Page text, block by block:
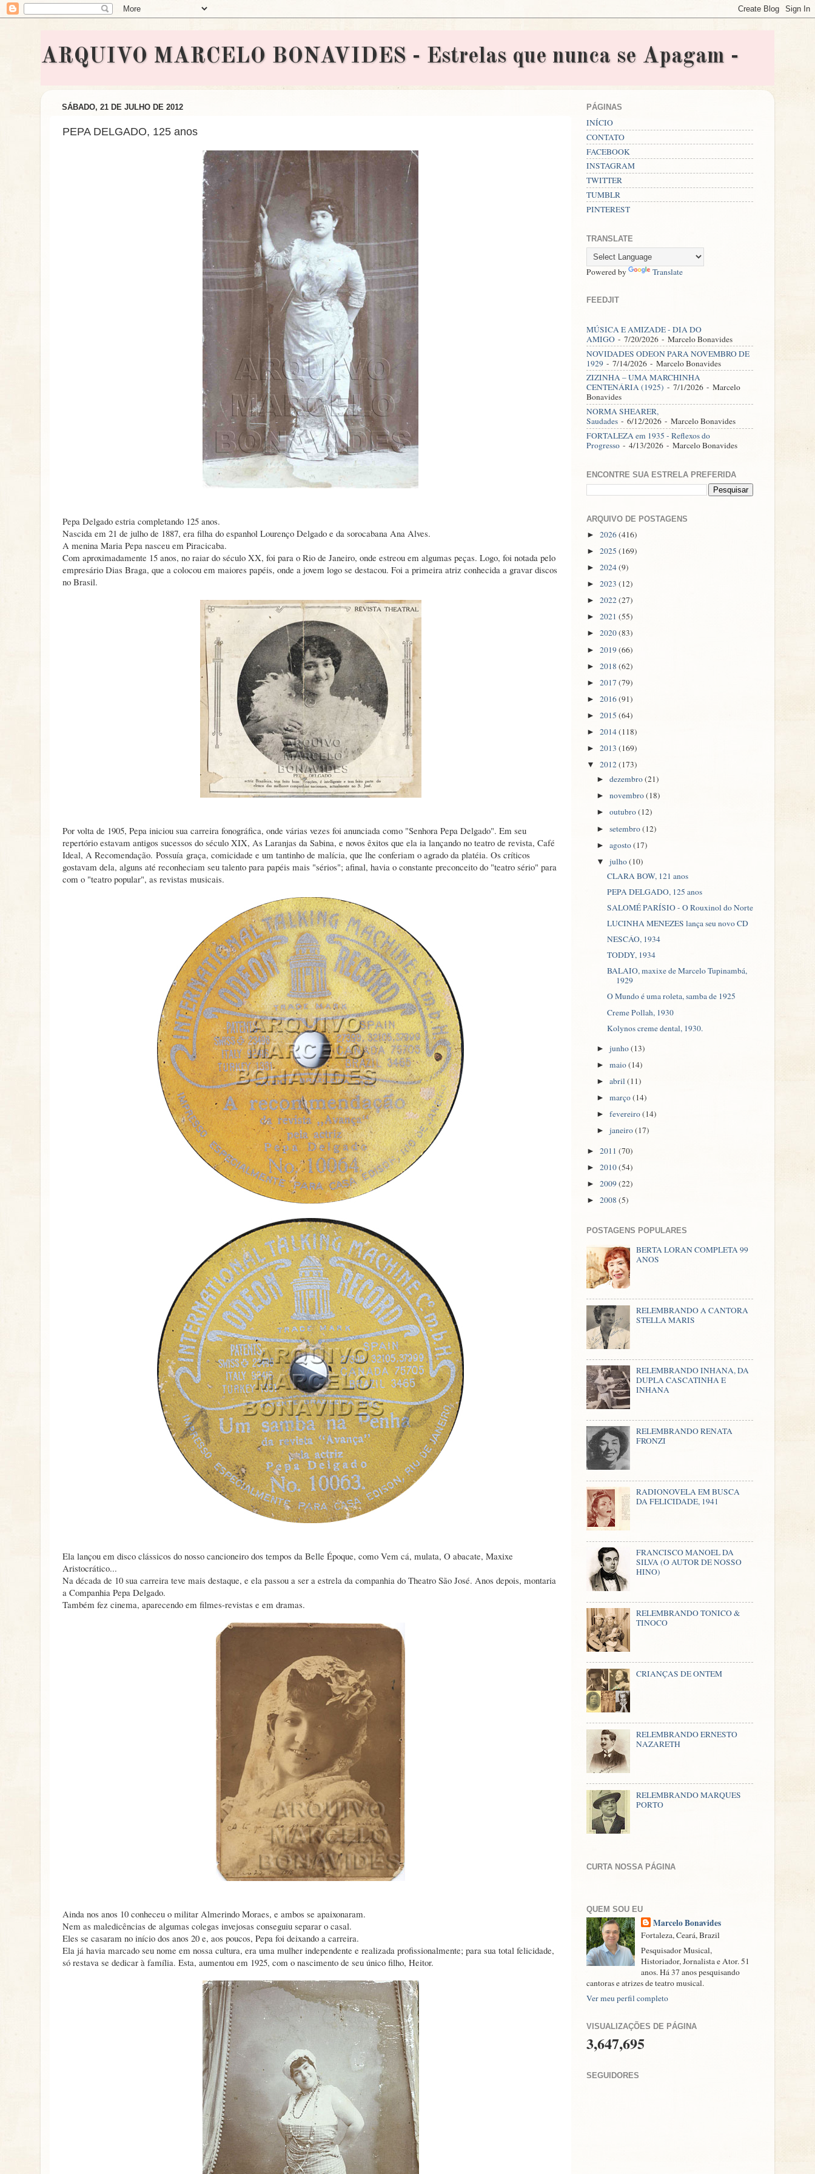
ARQUIVO MARCELO BONAVIDES - Estrelas que nunca se Apagam -
SÁBADO, 21 DE JULHO DE 2012
PEPA DELGADO, 125 anos
Pepa Delgado estria completando 125 anos.
Nascida em 21 de julho de 1887, era filha do espanhol Lourenço Delgado e da sorocabana Ana Alves.
A menina Maria Pepa nasceu em Piracicaba.
Com aproximadamente 15 anos, no raiar do século XX, foi para o Rio de Janeiro, onde estreou em algumas peças. Logo, foi notada pelo
empresário Dias Braga, que a colocou em maiores papéis, onde a jovem logo se destacou. Foi a primeira atriz conhecida a gravar discos
no Brasil.
Por volta de 1905, Pepa iniciou sua carreira fonográfica, onde várias vezes foi anunciada como "Senhora Pepa Delgado". Em seu
repertório estavam antigos sucessos do século XIX, As Laranjas da Sabina, e novos êxitos que ela ia lançando no teatro de revista, Café
Ideal, A Recomendação. Possuía graça, comicidade e um tantinho de malícia, que lhe conferiam o agrado da platéia. Os críticos
gostavam dela, alguns até reconheciam seu talento para papéis mais "sérios"; afinal, havia o constante preconceito do "teatro sério" para
com o "teatro popular", as revistas musicais.
Ela lançou em disco clássicos do nosso cancioneiro dos tempos da Belle Époque, como Vem cá, mulata, O abacate, Maxixe
Aristocrático...
Na década de 10 sua carreira teve mais destaque, e ela passou a ser a estrela da companhia do Theatro São José. Anos depois, montaria
a Companhia Pepa Delgado.
Também fez cinema, aparecendo em filmes-revistas e em dramas.
Ainda nos anos 10 conheceu o militar Almerindo Moraes, e ambos se apaixonaram.
Nem as maledicências de algumas colegas invejosas conseguiu separar o casal.
Eles se casaram no início dos anos 20 e, aos poucos, Pepa foi deixando a carreira.
Ela já havia marcado seu nome em nossa cultura, era uma mulher independente e realizada profissionalmente; para sua total felicidade,
só restava se dedicar à família. Esta, aumentou em 1925, com o nascimento de seu único filho, Heitor.
PÁGINAS
INÍCIO
CONTATO
FACEBOOK
INSTAGRAM
TWITTER
TUMBLR
PINTEREST
TRANSLATE
Powered by Translate
FEEDJIT
MÚSICA E AMIZADE - DIA DO
AMIGO - 7/20/2026 - Marcelo Bonavides
NOVIDADES ODEON PARA NOVEMBRO DE
1929 - 7/14/2026 - Marcelo Bonavides
ZIZINHA – UMA MARCHINHA
CENTENÁRIA (1925) - 7/1/2026 - Marcelo
Bonavides
NORMA SHEARER,
Saudades - 6/12/2026 - Marcelo Bonavides
FORTALEZA em 1935 - Reflexos do
Progresso - 4/13/2026 - Marcelo Bonavides
ENCONTRE SUA ESTRELA PREFERIDA
ARQUIVO DE POSTAGENS
► 2026(416)
► 2025 (169)
► 2024(9)
► 2023 (12)
► 2022(27)
► 2021 (55)
► 2020(83)
► 2019(66)
► 2018 (62)
► 2017 (79)
► 2016(91)
► 2015 (64)
► 2014(118)
► 2013 (169)
▼ 2012(173)
►dezembro(21)
►novembro(18)
►outubro(12)
►setembro(12)
►agosto(17)
▼julho(10)
CLARA BOW, 121 anos
PEPA DELGADO, 125 anos
SALOMÉ PARÍSIO - O Rouxinol do Norte
LUCINHA MENEZES lança seu novo CD
NESCÁO, 1934
TODDY, 1934
BALAIO, maxixe de Marcelo Tupinambá,
1929
O Mundo é uma roleta, samba de 1925
Creme Pollah, 1930
Kolynos creme dental, 1930.
►junho(13)
►maio(14)
►abril(11)
►março(14)
►fevereiro(14)
►janeiro(17)
► 2011 (70)
► 2010(54)
► 2009(22)
► 2008 (5)
POSTAGENS POPULARES
BERTA LORAN COMPLETA 99
ANOS
RELEMBRANDO A CANTORA
STELLA MARIS
RELEMBRANDO INHANA, DA
DUPLA CASCATINHA E
INHANA
RELEMBRANDO RENATA
FRONZI
RADIONOVELA EM BUSCA
DA FELICIDADE, 1941
FRANCISCO MANOEL DA
SILVA (O AUTOR DE NOSSO
HINO)
RELEMBRANDO TONICO &
TINOCO
CRIANÇAS DE ONTEM
RELEMBRANDO ERNESTO
NAZARETH
RELEMBRANDO MARQUES
PORTO
CURTA NOSSA PÁGINA
QUEM SOU EU
Marcelo Bonavides
Fortaleza, Ceará, Brazil
Pesquisador Musical,
Historiador, Jornalista e Ator. 51
anos. Há 37 anos pesquisando
cantoras e atrizes de teatro musical.
Ver meu perfil completo
VISUALIZAÇÕES DE PÁGINA
3,647,695
SEGUIDORES